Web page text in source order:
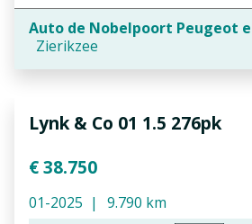
Auto de Nobelpoort Peugeot
Zierikzee
Lynk & Co 01 1.5 276pk
€ 38.750
01-2025 9.790 km